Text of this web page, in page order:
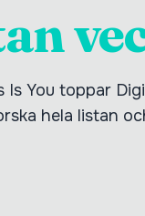
You toppar
hela listan